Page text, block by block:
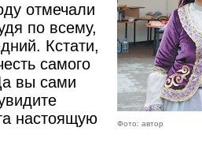
Фото: автор
отмечали
по всему,
Кстати,
самого
вы сами
настоящую